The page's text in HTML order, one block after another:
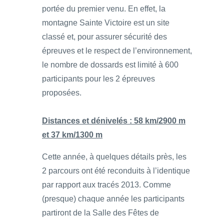
portée du premier venu. En effet, la
montagne Sainte Victoire est un site
classé et, pour assurer sécurité des
épreuves et le respect de l’environnement,
le nombre de dossards est limité à 600
participants pour les 2 épreuves
proposées.
Distances et dénivelés : 58 km/2900 m
et 37 km/1300 m
Cette année, à quelques détails près, les
2 parcours ont été reconduits à l’identique
par rapport aux tracés 2013. Comme
(presque) chaque année les participants
partiront de la Salle des Fêtes de